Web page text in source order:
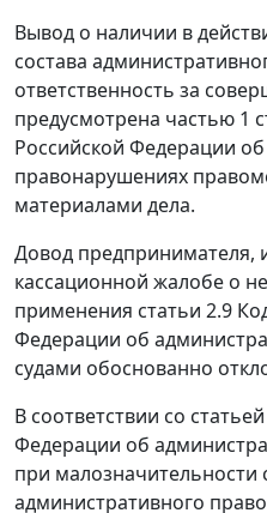
Вывод о наличии в
состава
ответственность за
предусмотрена частью 1
Российской Федерации
правонарушениях
материалами дела.
Довод предпринимателя,
кассационной жалобе о
применения статьи 2.9
Федерации об
судами обоснованно
В соответствии со
Федерации об
при малозначительности
административного